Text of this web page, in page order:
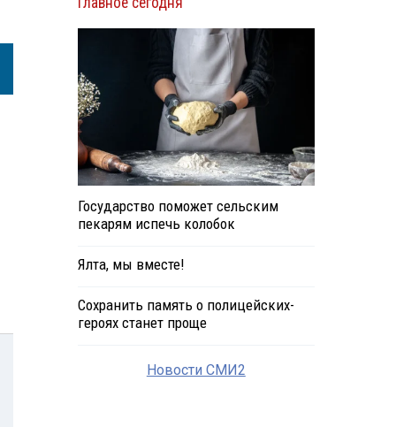
Государство поможет сельским
пекарям испечь колобок
Ялта, мы вместе!
Сохранить память о полицейских-
героях станет проще
Новости СМИ2